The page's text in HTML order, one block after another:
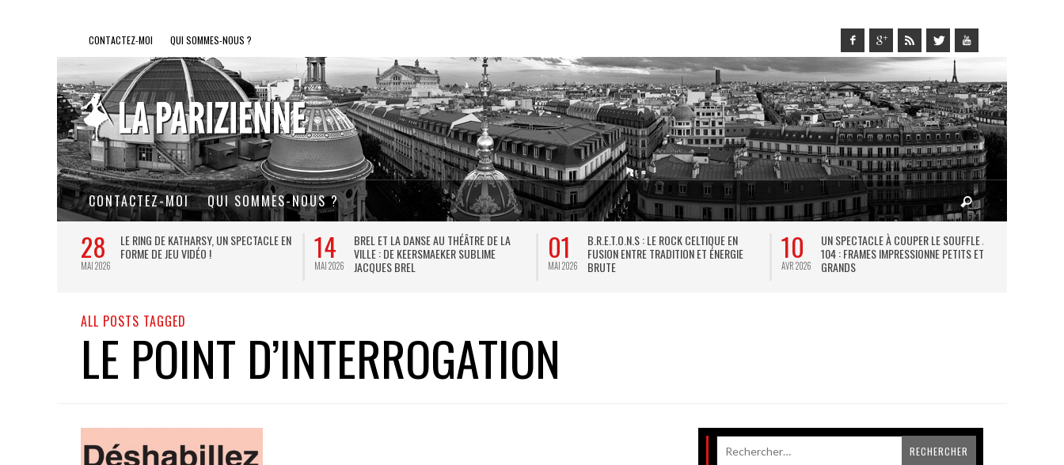
CONTACTEZ-MOI QUI SOMMES-NOUS ?
CONTACTEZ-MOI QUI SOMMES-NOUS ?
28
MAI 2026
LE RING DE KATHARSY, UN SPECTACLE EN
FORME DE JEU VIDÉO !
14
MAI 2026
BREL ET LA DANSE AU THÉÂTRE DE LA
VILLE : DE KEERSMAEKER SUBLIME
JACQUES BREL
01
MAI 2026
B.R.E.T.O.N.S : LE ROCK CELTIQUE EN
FUSION ENTRE TRADITION ET ÉNERGIE
BRUTE
10
AVR 2026
UN SPECTACLE À COUPER LE SOUFFLE AU
104 : FRAMES IMPRESSIONNE PETITS ET
GRANDS
ALL POSTS TAGGED
LE POINT D’INTERROGATION